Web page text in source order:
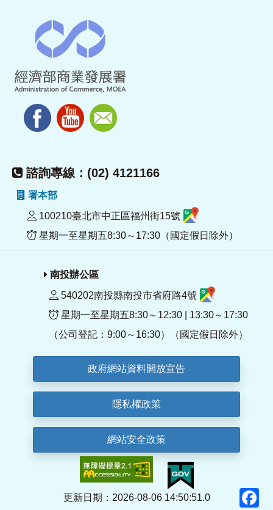
諮詢專線：(02) 4121166
署本部
100210臺北市中正區福州街15號
星期一至星期五8:30～17:30（國定假日除外）
南投辦公區
540202南投縣南投市省府路4號
星期一至星期五8:30～12:30 | 13:30～17:30
（公司登記：9:00～16:30）（國定假日除外）
政府網站資料開放宣告
隱私權政策
網站安全政策
更新日期：2026-08-06 14:50:51.0